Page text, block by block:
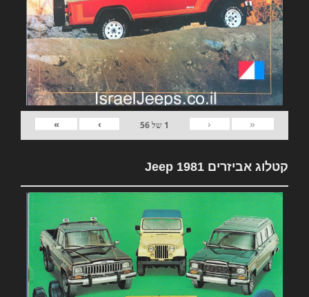
«
‹
1 של56
›
»
קטלוג אביזרים 1981 Jeep